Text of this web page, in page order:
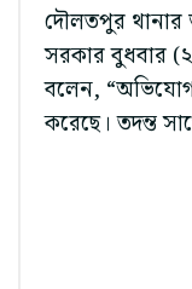
দৌলতপুর থানার
সরকার বুধবার
বলেন,
করেছে। তদন্ত